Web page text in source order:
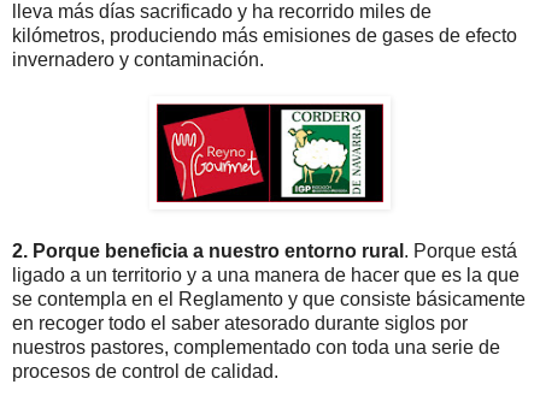
lleva más días sacrificado y ha recorrido miles de
kilómetros, produciendo más emisiones de gases de efecto
invernadero y contaminación.
2. Porque beneficia a nuestro entorno rural . Porque está
ligado a un territorio y a una manera de hacer que es la que
se contempla en el Reglamento y que consiste básicamente
en recoger todo el saber atesorado durante siglos por
nuestros pastores, complementado con toda una serie de
procesos de control de calidad.